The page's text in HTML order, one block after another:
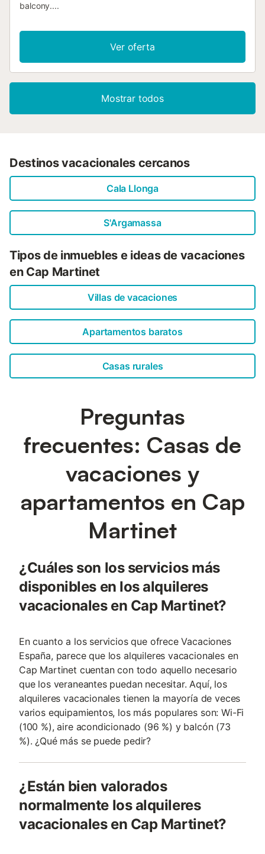
balcony....
Ver oferta
Mostrar todos
Destinos vacacionales cercanos
Cala Llonga
S'Argamassa
Tipos de inmuebles e ideas de vacaciones
en Cap Martinet
Villas de vacaciones
Apartamentos baratos
Casas rurales
Preguntas
frecuentes: Casas de
vacaciones y
apartamentos en Cap
Martinet
¿Cuáles son los servicios más
disponibles en los alquileres
vacacionales en Cap Martinet?
En cuanto a los servicios que ofrece Vacaciones
España, parece que los alquileres vacacionales en
Cap Martinet cuentan con todo aquello necesario
que los veraneantes puedan necesitar. Aquí, los
alquileres vacacionales tienen la mayoría de veces
varios equipamientos, los más populares son: Wi-Fi
(100 %), aire acondicionado (96 %) y balcón (73
%). ¿Qué más se puede pedir?
¿Están bien valorados
normalmente los alquileres
vacacionales en Cap Martinet?